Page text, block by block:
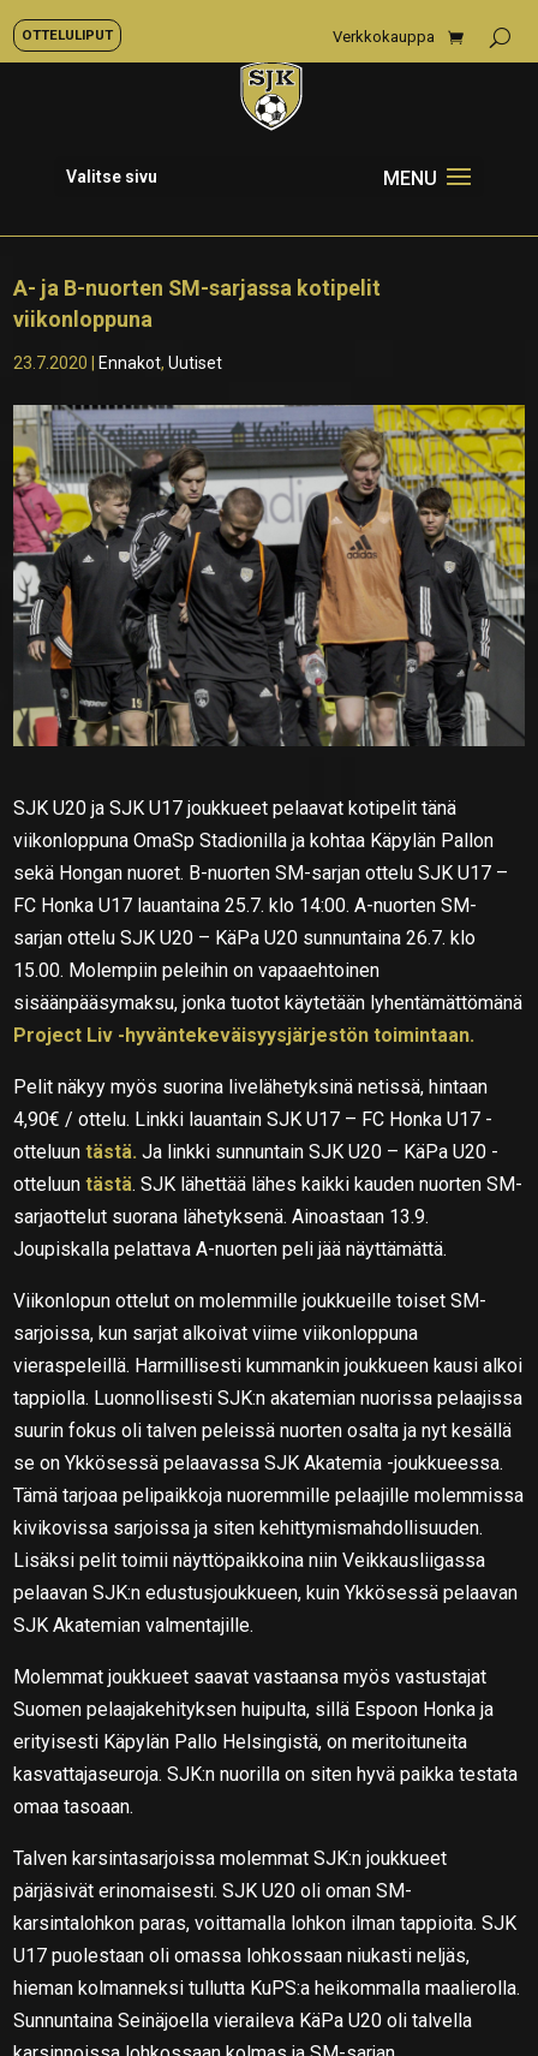
OTTELULIPUT Verkkokauppa
Valitse sivu
A- ja B-nuorten SM-sarjassa kotipelit
viikonloppuna
23.7.2020 Ennakot,Uutiset
SJK U20 ja SJK U17 joukkueet pelaavat kotipelit tänä
viikonloppuna OmaSp Stadionilla ja kohtaa Käpylän Pallon
sekä Hongan nuoret. B-nuorten SM-sarjan ottelu SJK U17 –
FC Honka U17 lauantaina 25.7. klo 14:00. A-nuorten SM-
sarjan ottelu SJK U20 – KäPa U20 sunnuntaina 26.7. klo
15.00. Molempiin peleihin on vapaaehtoinen
sisäänpääsymaksu, jonka tuotot käytetään lyhentämättömänä
Project Liv -hyväntekeväisyysjärjestön toimintaan.
Pelit näkyy myös suorina livelähetyksinä netissä, hintaan
4,90€ / ottelu. Linkki lauantain SJK U17 – FC Honka U17 -
otteluuntästä. Ja linkki sunnuntain SJK U20 – KäPa U20 -
otteluuntästä. SJK lähettää lähes kaikki kauden nuorten SM-
sarjaottelut suorana lähetyksenä. Ainoastaan 13.9.
Joupiskalla pelattava A-nuorten peli jää näyttämättä.
Viikonlopun ottelut on molemmille joukkueille toiset SM-
sarjoissa, kun sarjat alkoivat viime viikonloppuna
vieraspeleillä. Harmillisesti kummankin joukkueen kausi alkoi
tappiolla. Luonnollisesti SJK:n akatemian nuorissa pelaajissa
suurin fokus oli talven peleissä nuorten osalta ja nyt kesällä
se on Ykkösessä pelaavassa SJK Akatemia -joukkueessa.
Tämä tarjoaa pelipaikkoja nuoremmille pelaajille molemmissa
kivikovissa sarjoissa ja siten kehittymismahdollisuuden.
Lisäksi pelit toimii näyttöpaikkoina niin Veikkausliigassa
pelaavan SJK:n edustusjoukkueen, kuin Ykkösessä pelaavan
SJK Akatemian valmentajille.
Molemmat joukkueet saavat vastaansa myös vastustajat
Suomen pelaajakehityksen huipulta, sillä Espoon Honka ja
erityisesti Käpylän Pallo Helsingistä, on meritoituneita
kasvattajaseuroja. SJK:n nuorilla on siten hyvä paikka testata
omaa tasoaan.
Talven karsintasarjoissa molemmat SJK:n joukkueet
pärjäsivät erinomaisesti. SJK U20 oli oman SM-
karsintalohkon paras, voittamalla lohkon ilman tappioita. SJK
U17 puolestaan oli omassa lohkossaan niukasti neljäs,
hieman kolmanneksi tullutta KuPS:a heikommalla maalierolla.
Sunnuntaina Seinäjoella vieraileva KäPa U20 oli talvella